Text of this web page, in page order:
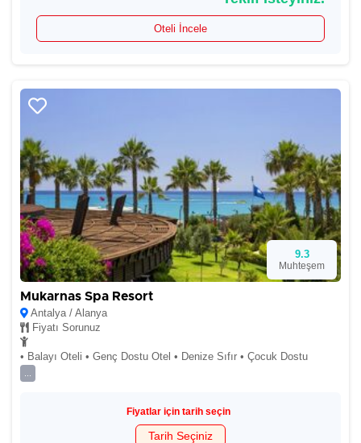
Oteli İncele
9.3
Muhteşem
Mukarnas Spa Resort
Antalya / Alanya
Fiyatı Sorunuz
• Balayı Oteli • Genç Dostu Otel • Denize Sıfır • Çocuk Dostu
Fiyatlar için tarih seçin
Tarih Seçiniz